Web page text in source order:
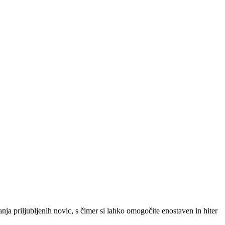
priljubljenih novic, s čimer si lahko omogočite enostaven in hiter